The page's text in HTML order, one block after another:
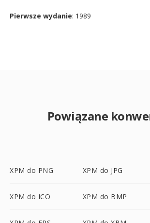
Pierwsze wydanie: 1989
Powiązane
XPM do PNG XPM do JPG
XPM do ICO XPM do BMP